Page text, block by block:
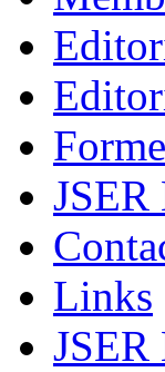
Links